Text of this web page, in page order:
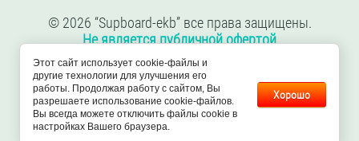
© 2026 “Supboard-ekb” все права защищены.
Не является публичной офертой
Реквизиты компании:
ИП Булдыгерова Н.П.
ИНН: 752503368405
ОГРНИП: 324750000019673
Этот сайт использует cookie-файлы и
другие технологии для улучшения его
работы. Продолжая работу с сайтом, Вы
разрешаете использование cookie-файлов.
Вы всегда можете отключить файлы cookie в
настройках Вашего браузера.
Хорошо